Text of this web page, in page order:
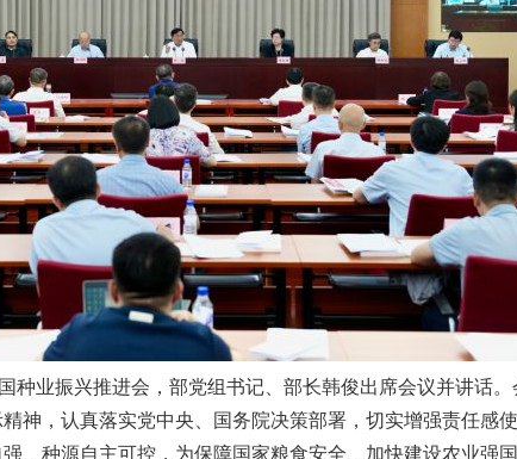
振兴推进会，部党组书记、部长韩俊出席会议并讲话。
神，认真落实党中央、国务院决策部署，切实增强责任感
、种源自主可控，为保障国家粮食安全、加快建设农业强国